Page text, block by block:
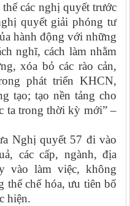
các nghị quyết trước
quyết giải phóng tư
hành động với những
nghĩ, cách làm nhằm
xóa bỏ các rào cản,
phát triển KHCN,
tạo; tạo nền tảng cho
ta trong thời kỳ mới” –
Nghị quyết 57 đi vào
các cấp, ngành, địa
vào làm việc, không
thể chế hóa, ưu tiên bố
hiện.